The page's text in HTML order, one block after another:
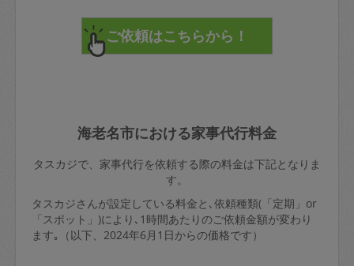
海老名市における家事代行料金
タスカジで、家事代行を依頼する際の料金は下記となりま
す。
タスカジさんが設定している料金と､依頼種類(「定期」or
「スポット」)により､1時間あたりのご依頼金額が変わり
ます｡（以下、2024年6月1日からの価格です）